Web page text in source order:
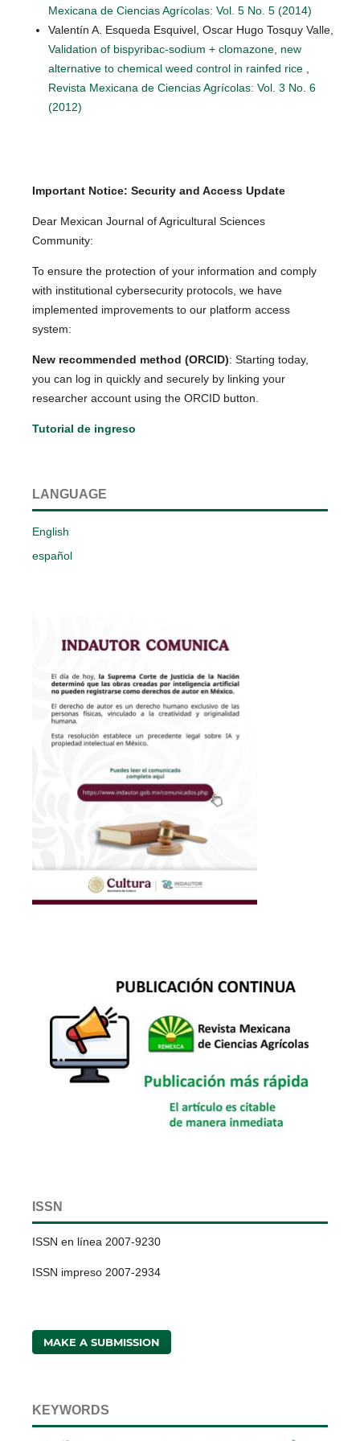
Mexicana de Ciencias Agrícolas: Vol. 5 No. 5 (2014)
Valentín A. Esqueda Esquivel, Oscar Hugo Tosquy Valle,
Validation of bispyribac-sodium + clomazone, new
alternative to chemical weed control in rainfed rice
Revista Mexicana de Ciencias Agrícolas: Vol. 3 No. 6
(2012)
Important Notice: Security and Access Update
Dear Mexican Journal of Agricultural Sciences
Community:
To ensure the protection of your information and comply
with institutional cybersecurity protocols, we have
implemented improvements to our platform access
system:
New recommended method (ORCID): Starting today,
you can log in quickly and securely by linking your
researcher account using the ORCID button.
Tutorial de ingreso
LANGUAGE
English
español
ISSN
ISSN en línea 2007-9230
ISSN impreso 2007-2934
MAKE A SUBMISSION
KEYWORDS